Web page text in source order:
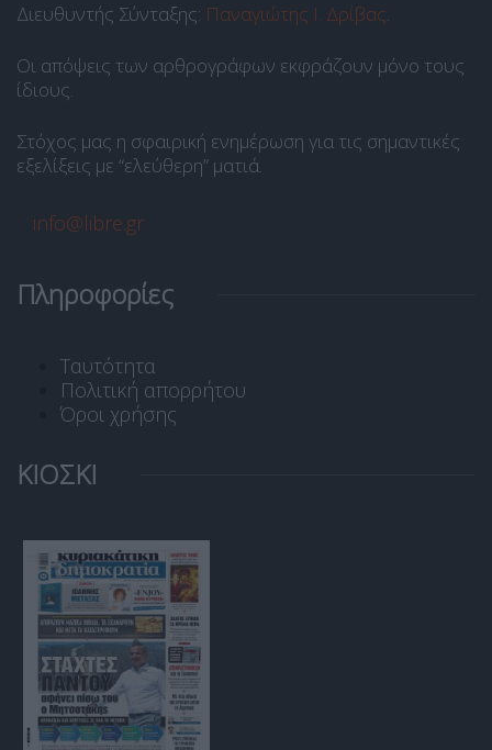
Διευθυντής Σύνταξης: Παναγιώτης Ι. Δρίβας.
Οι απόψεις των αρθρογράφων εκφράζουν μόνο τους
ίδιους.
Στόχος μας η σφαιρική ενημέρωση για τις σημαντικές
εξελίξεις με “ελεύθερη” ματιά.
info@libre.gr
Πληροφορίες
Ταυτότητα
Πολιτική απορρήτου
Όροι χρήσης
ΚΙΟΣΚΙ